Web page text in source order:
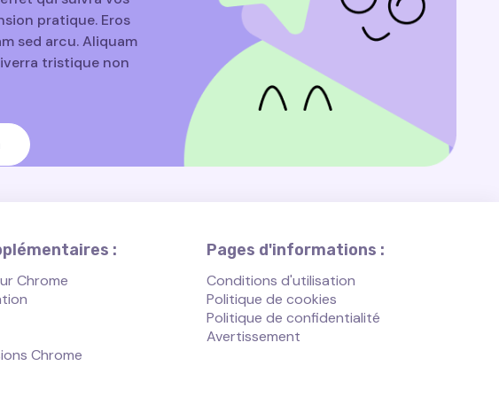
pratique. Eros
sed arcu. Aliquam
tristique non
:
Chrome
Chrome
Pages d'informations :
Conditions d'utilisation
Politique de cookies
Politique de confidentialité
Avertissement